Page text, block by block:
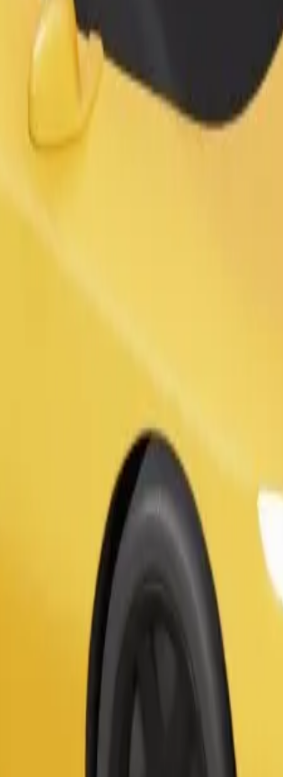
ir īpaši lūgumi, informē autovadītāju pirms